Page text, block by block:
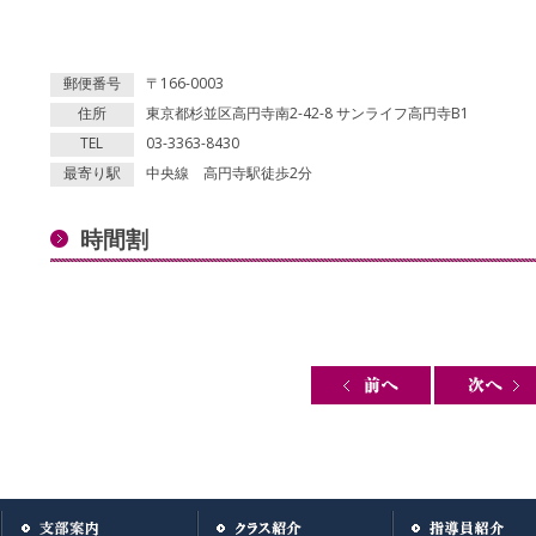
郵便番号
〒166-0003
住所
東京都杉並区高円寺南2-42-8 サンライフ高円寺B1
TEL
03-3363-8430
最寄り駅
中央線 高円寺駅徒歩2分
時間割